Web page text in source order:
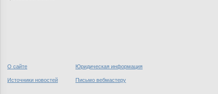
О сайте Юридическая информация
Источники новостей Письмо вебмастеру